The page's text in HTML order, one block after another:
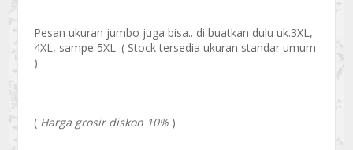
Pesan ukuran jumbo juga bisa.. di buatkan dulu uk.3XL,
4XL, sampe 5XL. ( Stock tersedia ukuran standar umum
)
-----------------
( Harga grosir diskon 10% )